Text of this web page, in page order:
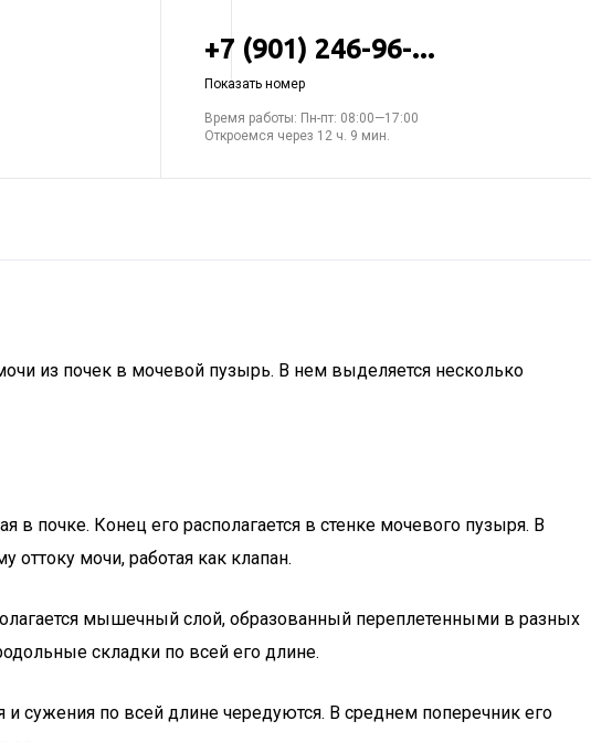
+7 (901) 246-96-...
Показать номер
Время работы: Пн-пт: 08:00—17:00
Откроемся через 12 ч. 9 мин.
из почек в мочевой пузырь. В нем выделяется несколько
в почке. Конец его располагается в стенке мочевого пузыря. В
оттоку мочи, работая как клапан.
мышечный слой, образованный переплетенными в разных
складки по всей его длине.
и сужения по всей длине чередуются. В среднем поперечник его